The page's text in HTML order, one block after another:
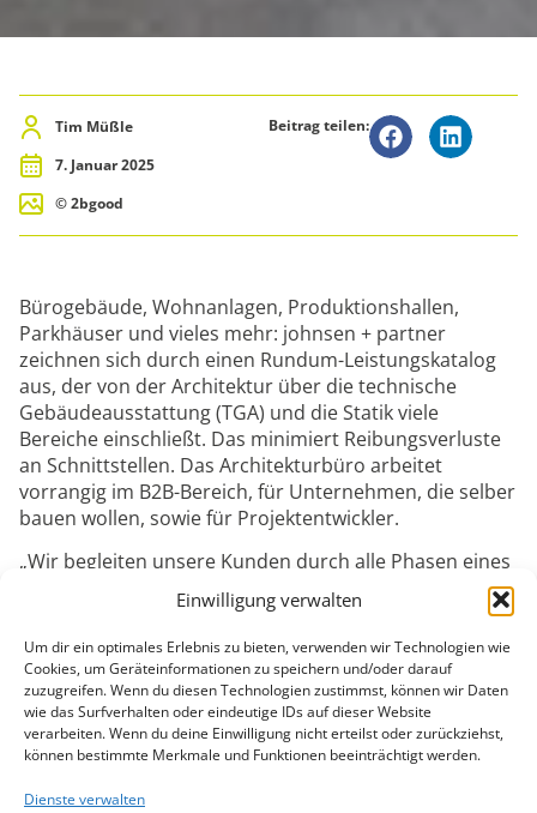
Einwilligung verwalten
Um dir ein optimales Erlebnis zu bieten, verwenden wir Technologien wie
Cookies, um Geräteinformationen zu speichern und/oder darauf
zuzugreifen. Wenn du diesen Technologien zustimmst, können wir Daten
wie das Surfverhalten oder eindeutige IDs auf dieser Website
verarbeiten. Wenn du deine Einwilligung nicht erteilst oder zurückziehst,
können bestimmte Merkmale und Funktionen beeinträchtigt werden.
Dienste verwalten
Tim Müßle
7. Januar 2025
© 2bgood
Beitrag teilen:
Bürogebäude, Wohnanlagen, Produktionshallen,
Parkhäuser und vieles mehr: johnsen + partner
zeichnen sich durch einen Rundum-Leistungskatalog
aus, der von der Architektur über die technische
Gebäudeausstattung (TGA) und die Statik viele
Bereiche einschließt. Das minimiert Reibungsverluste
an Schnittstellen. Das Architekturbüro arbeitet
vorrangig im B2B-Bereich, für Unternehmen, die selber
bauen wollen, sowie für Projektentwickler.
„Wir begleiten unsere Kunden durch alle Phasen eines
Projekts“, erklärt Geschäftsführer Andreas Szklarek.
„Unsere Bauleiter sind regelmäßig vor Ort, um den
Fortschritt zu überwachen und sicherzustellen, dass
alles glattläuft.“ Nachhaltigkeit steht immer mehr im
Fokus – sowohl in der Bauweise als auch in der
Energieversorgung. „Quartiere werden verdichtet,
Gebäude steigen in die Höhe, und Bauherren denken
zunehmend an eigene Stromproduktion“, so Szklarek.
Auch der Umgang mit Extremwetterlagen, wie